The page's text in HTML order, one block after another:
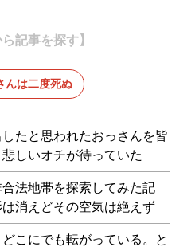
記事を探す】
んは二度死ぬ
たと思われたおっさんを皆
しいオチが待っていた
法地帯を探索してみた記
消えどその空気は絶えず
こにでも転がっている。と